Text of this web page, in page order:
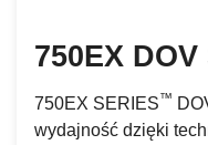
750EX
750EX SERIES™
wydajność dzięki